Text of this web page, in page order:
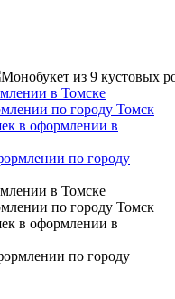
Монобукет из 9 кустовых